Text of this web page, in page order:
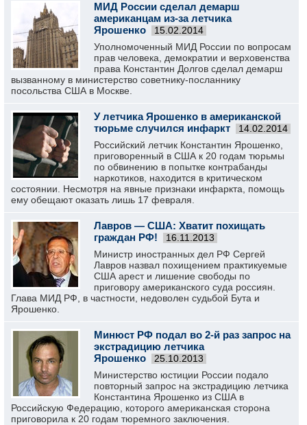
МИД России сделал демарш
американцам из-за летчика
Ярошенко
15.02.2014
Уполномоченный МИД России по вопросам
прав человека, демократии и верховенства
права Константин Долгов сделал демарш
вызванному в министерство советнику-посланнику
посольства США в Москве.
У летчика Ярошенко в американской
тюрьме случился инфаркт
14.02.2014
Российский летчик Константин Ярошенко,
приговоренный в США к 20 годам тюрьмы
по обвинению в попытке контрабанды
наркотиков, находится в критическом
состоянии. Несмотря на явные признаки инфаркта, помощь
ему обещают оказать лишь 17 февраля.
Лавров — США: Хватит похищать
граждан РФ!
16.11.2013
Министр иностранных дел РФ Сергей
Лавров назвал похищением практикуемые
США арест и лишение свободы по
приговору американского суда россиян.
Глава МИД РФ, в частности, недоволен судьбой Бута и
Ярошенко.
Минюст РФ подал во 2-й раз запрос на
экстрадицию летчика
Ярошенко
25.10.2013
Министерство юстиции России подало
повторный запрос на экстрадицию летчика
Константина Ярошенко из США в
Российскую Федерацию, которого американская сторона
приговорила к 20 годам тюремного заключения.